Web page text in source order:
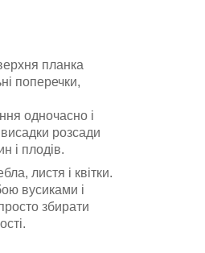
планка
поперечки,
одночасно і
розсади
і плодів.
листя і квітки.
вусиками і
збирати